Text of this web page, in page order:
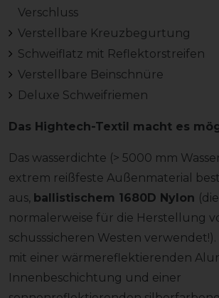
Verschluss
Verstellbare Kreuzbegurtung
Schweiflatz mit Reflektorstreifen
Verstellbare Beinschnüre
Deluxe Schweifriemen
Das Hightech-Textil macht es
Das wasserdichte (> 5000 mm
extrem reißfeste Außenmaterial
aus, ballistischem 1680D Nylon
normalerweise für die Herstellung
schusssicheren Westen verwendet!).
mit einer wärmereflektierenden
Innenbeschichtung und einer